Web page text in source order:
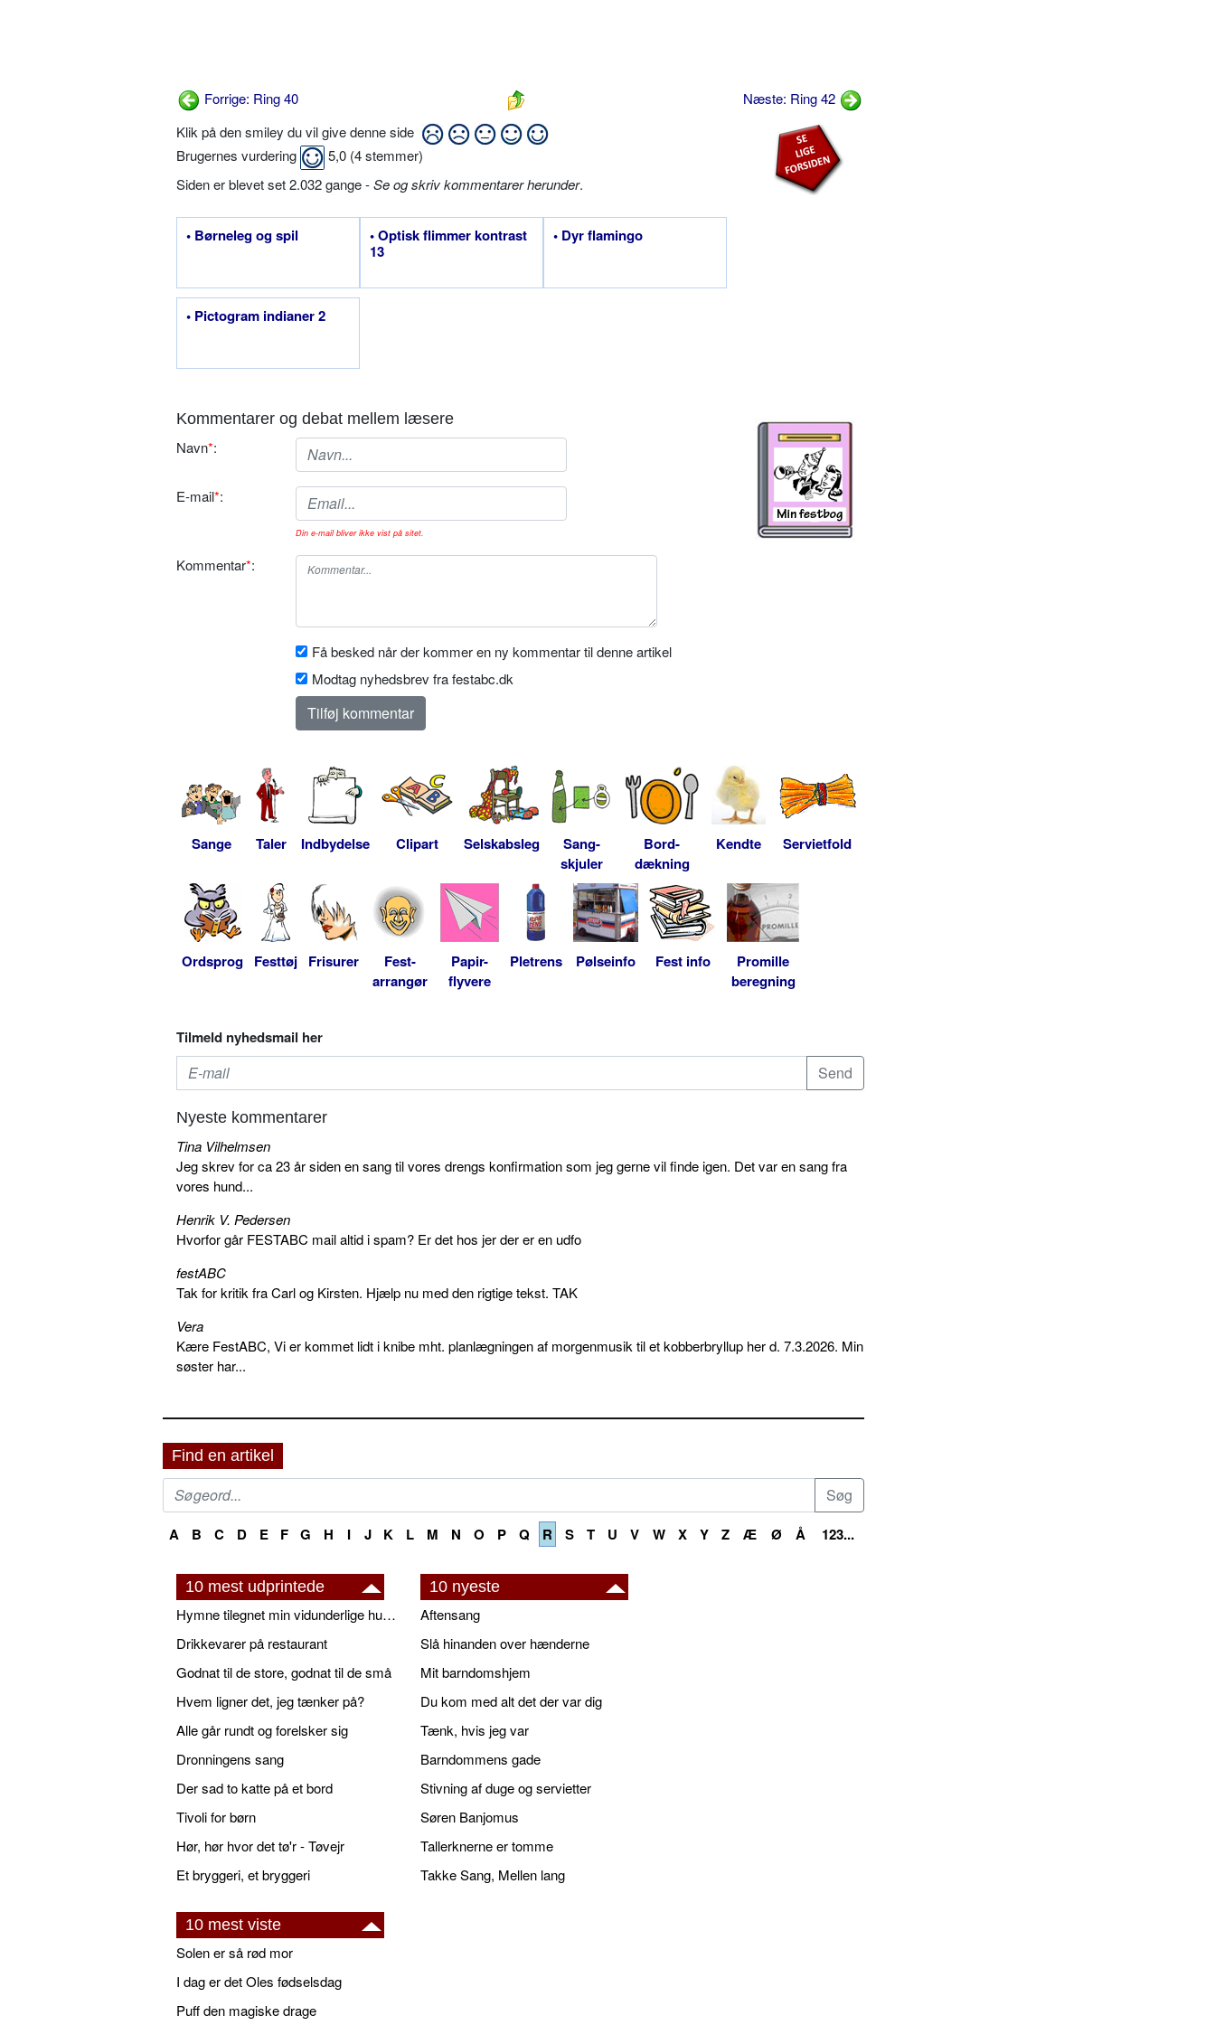
Forrige: Ring 40
Næste: Ring 42
Klik på den smiley du vil give denne side
Brugernes vurdering
5,0 (4stemmer)
Siden er blevet set 2.032 gange -Se og skriv kommentarer herunder.
• Børneleg og spil
• Optisk flimmer kontrast
13
• Dyr flamingo
• Pictogram indianer 2
Kommentarer og debat mellem læsere
Navn*:
E-mail*:
Din e-mail bliver ikke vist på sitet.
Kommentar*:
Få besked når der kommer en ny kommentar til denne artikel
Modtag nyhedsbrev fra festabc.dk
Sange Taler Indbydelse Clipart Selskabsleg
Sang-
skjuler
Bord-
dækning
Kendte Servietfold
Ordsprog Festtøj Frisurer
Fest-
arrangør
Papir-
flyvere
Pletrens Pølseinfo Fest info
Promille
beregning
Tilmeld nyhedsmail her
Nyeste kommentarer
Tina Vilhelmsen
Jeg skrev for ca 23 år siden en sang til vores drengs konfirmation som jeg gerne vil finde igen. Det var en sang fra
vores hund...
Henrik V. Pedersen
Hvorfor går FESTABC mail altid i spam? Er det hos jer der er en udfo
festABC
Tak for kritik fra Carl og Kirsten. Hjælp nu med den rigtige tekst. TAK
Vera
Kære FestABC, Vi er kommet lidt i knibe mht. planlægningen af morgenmusik til et kobberbryllup her d. 7.3.2026. Min
søster har...
Find en artikel
A B C D E F G H I J K L M N O P Q R S T U V W X Y Z Æ Ø Å 123...
10 mest udprintede
Hymne tilegnet min vidunderlige husbond
Drikkevarer på restaurant
Godnat til de store, godnat til de små
Hvem ligner det, jeg tænker på?
Alle går rundt og forelsker sig
Dronningens sang
Der sad to katte på et bord
Tivoli for børn
Hør, hør hvor det tø'r - Tøvejr
Et bryggeri, et bryggeri
10 nyeste
Aftensang
Slå hinanden over hænderne
Mit barndomshjem
Du kom med alt det der var dig
Tænk, hvis jeg var
Barndommens gade
Stivning af duge og servietter
Søren Banjomus
Tallerknerne er tomme
Takke Sang, Mellen lang
10 mest viste
Solen er så rød mor
I dag er det Oles fødselsdag
Puff den magiske drage